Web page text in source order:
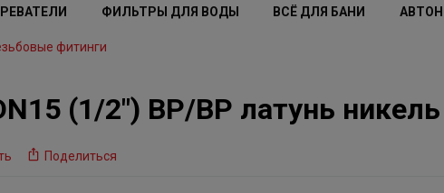
ФИЛЬТРЫ ДЛЯ ВОДЫ ВСЁ ДЛЯ БАНИ
фитинги
(1/2") ВР/ВР латунь никель
Поделиться